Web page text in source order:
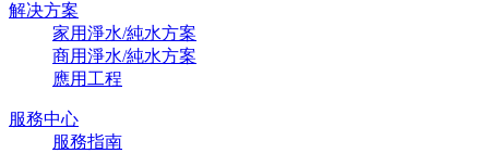
解决方案
家用淨水/純水方案
商用淨水/純水方案
應用工程
服務中心
服務指南